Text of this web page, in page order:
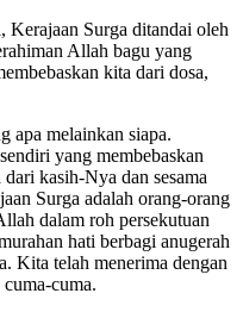
Surga ditandai oleh
Allah bagu yang
kita dari dosa,
apa melainkan siapa.
yang membebaskan
kasih-Nya dan sesama
Surga adalah orang-orang
dalam roh persekutuan
hati berbagi anugerah
Kita telah menerima dengan
cuma.